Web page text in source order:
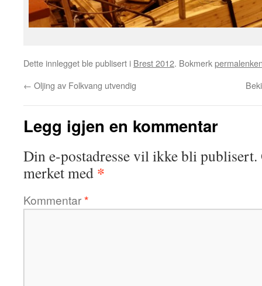
Dette innlegget ble publisert i Brest 2012. Bokmerk
← Oljing av Folkvang utvendig
Legg igjen en kommentar
Din e-postadresse vil ikke bli publisert.
merket med *
Kommentar*